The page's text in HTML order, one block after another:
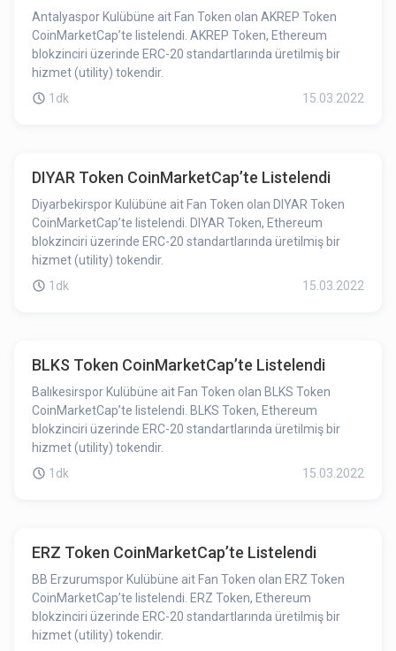
Antalyaspor Kulübüne ait Fan Token olan AKREP Token
CoinMarketCap’te listelendi. AKREP Token, Ethereum
blokzinciri üzerinde ERC-20 standartlarında üretilmiş bir
hizmet (utility) tokendir.
1dk
15.03.2022
DIYAR Token CoinMarketCap’te Listelendi
Diyarbekirspor Kulübüne ait Fan Token olan DIYAR Token
CoinMarketCap’te listelendi. DIYAR Token, Ethereum
blokzinciri üzerinde ERC-20 standartlarında üretilmiş bir
hizmet (utility) tokendir.
1dk
15.03.2022
BLKS Token CoinMarketCap’te Listelendi
Balıkesirspor Kulübüne ait Fan Token olan BLKS Token
CoinMarketCap’te listelendi. BLKS Token, Ethereum
blokzinciri üzerinde ERC-20 standartlarında üretilmiş bir
hizmet (utility) tokendir.
1dk
15.03.2022
ERZ Token CoinMarketCap’te Listelendi
BB Erzurumspor Kulübüne ait Fan Token olan ERZ Token
CoinMarketCap’te listelendi. ERZ Token, Ethereum
blokzinciri üzerinde ERC-20 standartlarında üretilmiş bir
hizmet (utility) tokendir.